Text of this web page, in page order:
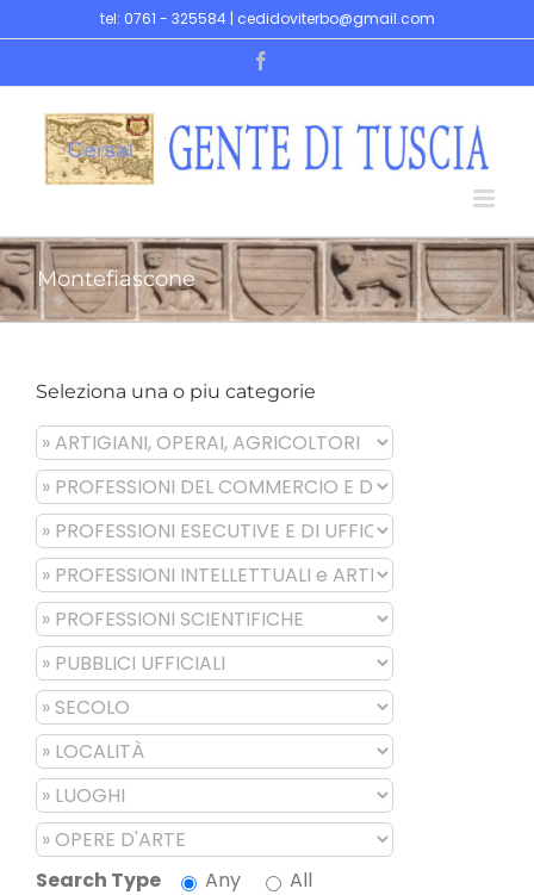
to
tel: 0761 - 325584 | cedidoviterbo@gmail.com
Montefiascone
Seleziona una o piu categorie
Search Type Any All